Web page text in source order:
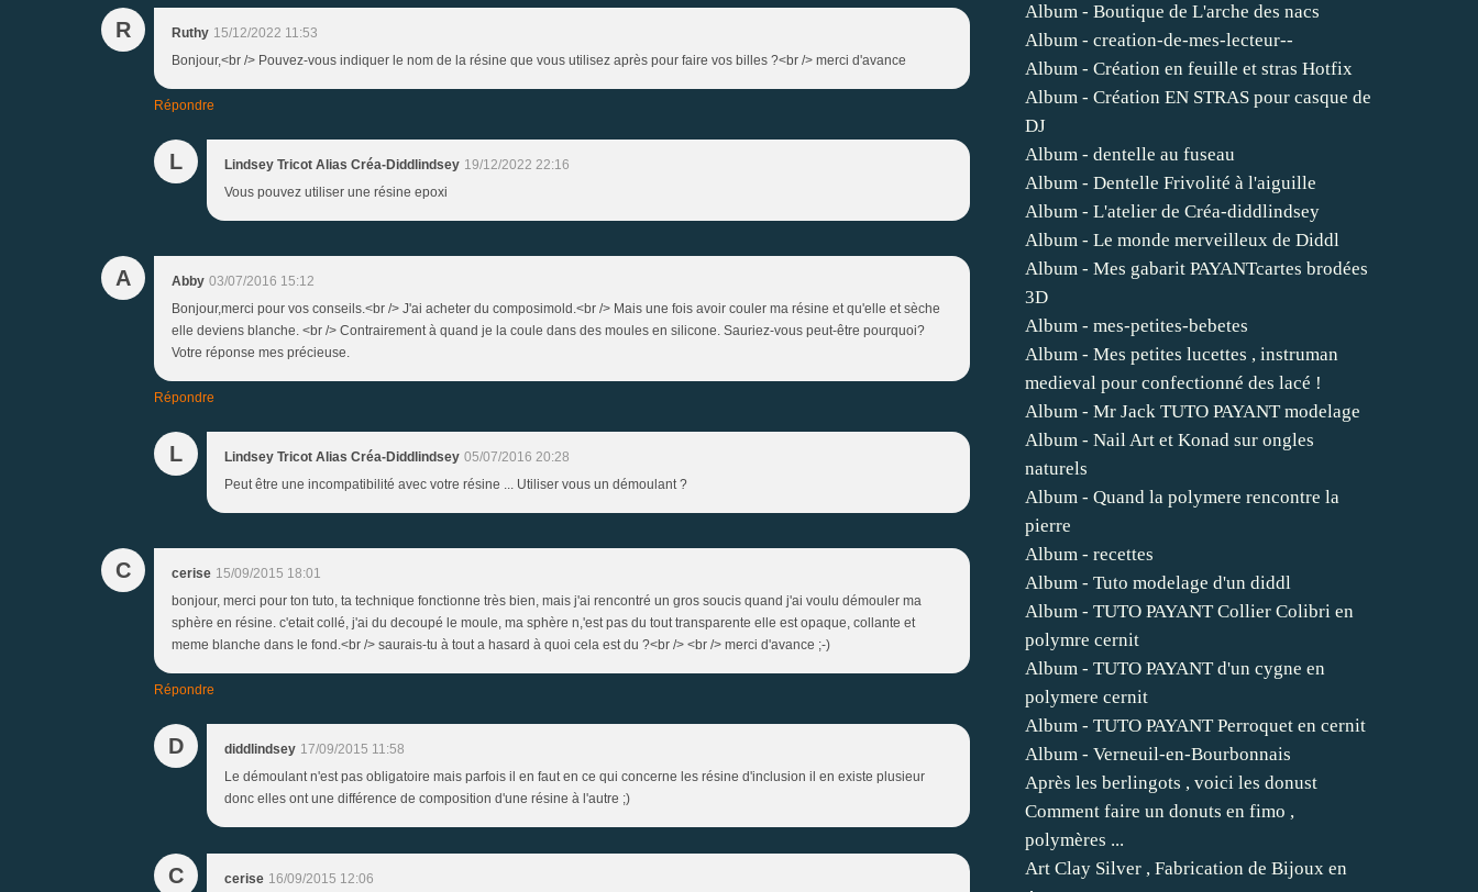
R Ruthy 15/12/2022 11:53
Bonjour,<br /> Pouvez-vous indiquer le nom de la résine que vous utilisez après pour faire vos billes ?<br /> merci d'avance
Répondre
L Lindsey Tricot Alias Créa-Diddlindsey 19/12/2022 22:16
Vous pouvez utiliser une résine epoxi
A Abby 03/07/2016 15:12
Bonjour,merci pour vos conseils.<br /> J'ai acheter du composimold.<br /> Mais une fois avoir couler ma résine et qu'elle et sèche
elle deviens blanche. <br /> Contrairement à quand je la coule dans des moules en silicone. Sauriez-vous peut-être pourquoi?
Votre réponse mes précieuse.
Répondre
L Lindsey Tricot Alias Créa-Diddlindsey 05/07/2016 20:28
Peut être une incompatibilité avec votre résine ... Utiliser vous un démoulant ?
C cerise 15/09/2015 18:01
bonjour, merci pour ton tuto, ta technique fonctionne très bien, mais j'ai rencontré un gros soucis quand j'ai voulu démouler ma
sphère en résine. c'etait collé, j'ai du decoupé le moule, ma sphère n,'est pas du tout transparente elle est opaque, collante et
meme blanche dans le fond.<br /> saurais-tu à tout a hasard à quoi cela est du ?<br /> <br /> merci d'avance ;-)
Répondre
D diddlindsey 17/09/2015 11:58
Le démoulant n'est pas obligatoire mais parfois il en faut en ce qui concerne les résine d'inclusion il en existe plusieur
donc elles ont une différence de composition d'une résine à l'autre ;)
C cerise 16/09/2015 12:06
Album - Boutique de L'arche des nacs
Album - creation-de-mes-lecteur--
Album - Création en feuille et stras Hotfix
Album - Création EN STRAS pour casque de
DJ
Album - dentelle au fuseau
Album - Dentelle Frivolité à l'aiguille
Album - L'atelier de Créa-diddlindsey
Album - Le monde merveilleux de Diddl
Album - Mes gabarit PAYANTcartes brodées
3D
Album - mes-petites-bebetes
Album - Mes petites lucettes , instruman
medieval pour confectionné des lacé !
Album - Mr Jack TUTO PAYANT modelage
Album - Nail Art et Konad sur ongles
naturels
Album - Quand la polymere rencontre la
pierre
Album - recettes
Album - Tuto modelage d'un diddl
Album - TUTO PAYANT Collier Colibri en
polymre cernit
Album - TUTO PAYANT d'un cygne en
polymere cernit
Album - TUTO PAYANT Perroquet en cernit
Album - Verneuil-en-Bourbonnais
Après les berlingots , voici les donust
Comment faire un donuts en fimo ,
polymères ...
Art Clay Silver , Fabrication de Bijoux en